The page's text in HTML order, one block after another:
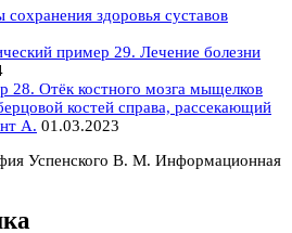
здоровья суставов
пример 29. Лечение болезни
28. Отёк костного мозга мыщелков
костей справа, рассекающий
А. 01.03.2023